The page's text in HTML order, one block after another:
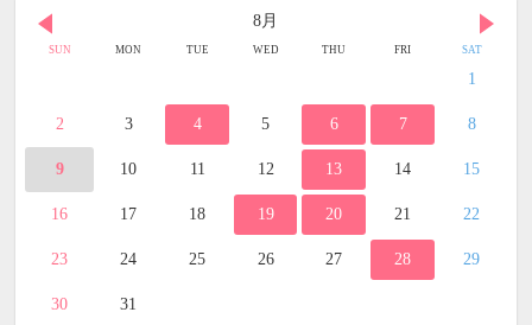
8月
SUN MON TUE WED THU FRI SAT
1
2 3 4 5 6 7 8
9 10 11 12 13 14 15
16 17 18 19 20 21 22
23 24 25 26 27 28 29
30 31